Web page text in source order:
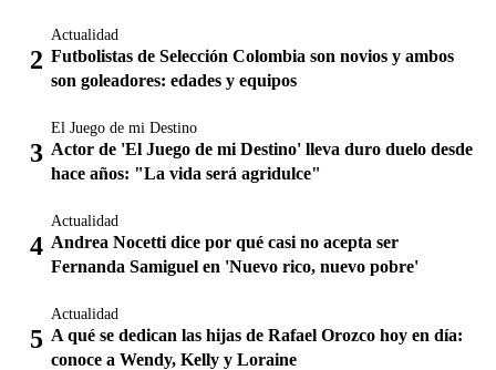
Actualidad
Futbolistas de Selección Colombia son novios y ambos
son goleadores: edades y equipos
El Juego de mi Destino
Actor de 'El Juego de mi Destino' lleva duro duelo desde
hace años: "La vida será agridulce"
Actualidad
Andrea Nocetti dice por qué casi no acepta ser
Fernanda Samiguel en 'Nuevo rico, nuevo pobre'
Actualidad
A qué se dedican las hijas de Rafael Orozco hoy en día:
conoce a Wendy, Kelly y Loraine